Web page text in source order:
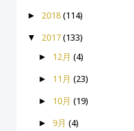
► 2018 (114)
▼ 2017 (133)
► 12月 (4)
► 11月 (23)
► 10月 (19)
► 9月 (4)